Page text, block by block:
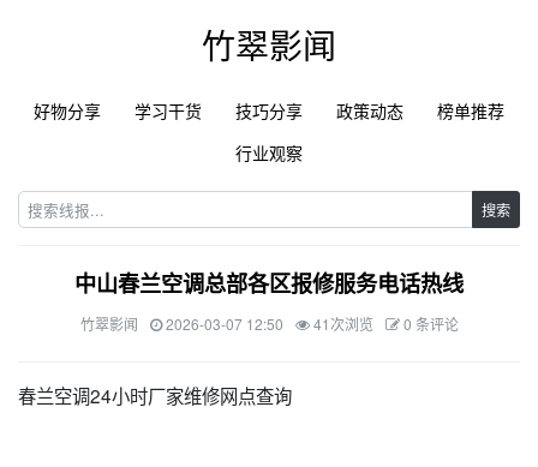
竹翠影闻
好物分享 学习干货 技巧分享 政策动态
榜单推荐
行业观察
搜索
中山春兰空调总部各区报修服务电话热线
竹翠影闻 2026-03-07 12:50 41次浏览 0 条评论
春兰空调24小时厂家维修网点查询